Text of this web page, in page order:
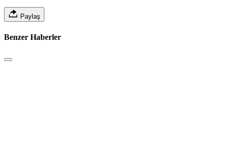
Paylaş
Benzer Haberler